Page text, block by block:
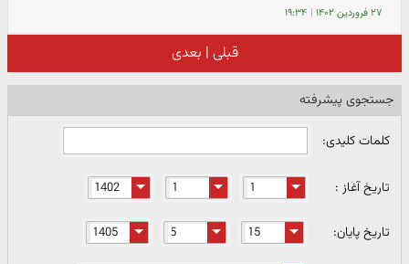
۲۷ فروردین ۱۴۰۲ | ۱۹:۳۴
قبلی | بعدی
جستجوی پیشرفته
کلمات کلیدی:
تاریخ آغاز :
تاریخ پایان: